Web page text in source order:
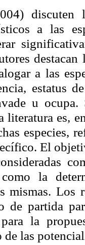
discuten
a las
a las
estatus
u
literatura es,
especies,
El
como la
mismas. Los
de partida
la
las